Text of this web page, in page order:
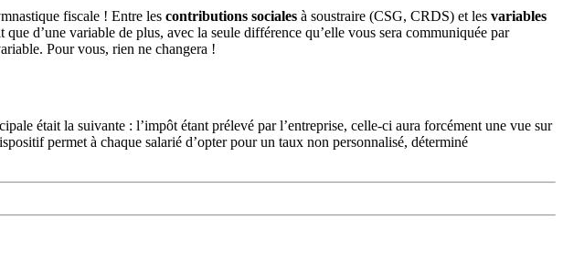
fiscale ! Entre les contributions sociales à soustraire (CSG, CRDS) et les variables
d’une variable de plus, avec la seule différence qu’elle vous sera communiquée par
Pour vous, rien ne changera !
était la suivante : l’impôt étant prélevé par l’entreprise, celle-ci aura forcément une vue sur
permet à chaque salarié d’opter pour un taux non personnalisé, déterminé